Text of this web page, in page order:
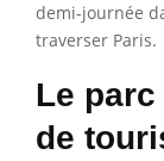
demi-journée
traverser Paris.
Le
de